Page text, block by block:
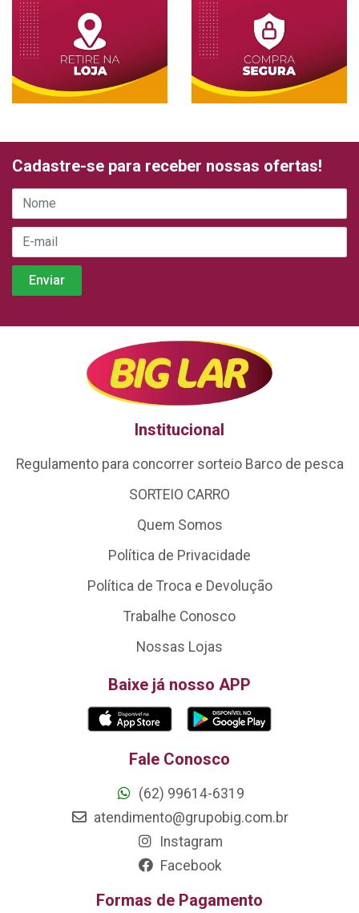
Cadastre-se para receber nossas ofertas!
Institucional
Regulamento para concorrer sorteio Barco de pesca
SORTEIO CARRO
Quem Somos
Política de Privacidade
Política de Troca e Devolução
Trabalhe Conosco
Nossas Lojas
Baixe já nosso APP
Fale Conosco
(62) 99614-6319
atendimento@grupobig.com.br
Instagram
Facebook
Formas de Pagamento